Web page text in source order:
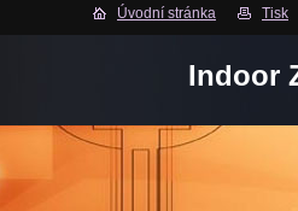
Úvodní stránka Tisk
Indoor